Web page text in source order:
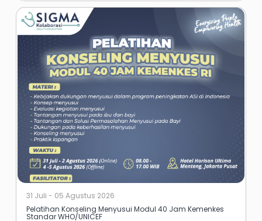
31 Juli - 05 Agustus 2026
Pelatihan Konseling Menyusui Modul 40 Jam Kemenkes
Standar WHO/UNICEF